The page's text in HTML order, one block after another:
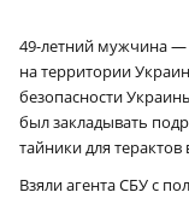
49-летний мужчина —
на территории
безопасности
был закладывать
тайники для
Взяли агента СБУ с